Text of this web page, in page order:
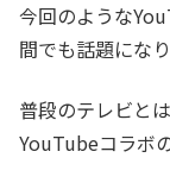
今回のような
間でも話題になり
普段のテレビと
YouTubeコラボ